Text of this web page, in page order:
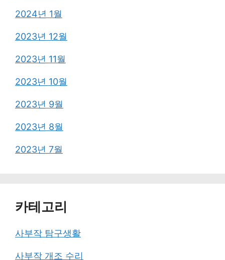
2024년 1월
2023년 12월
2023년 11월
2023년 10월
2023년 9월
2023년 8월
2023년 7월
카테고리
사부작 탐구생활
사부작 개조 수리